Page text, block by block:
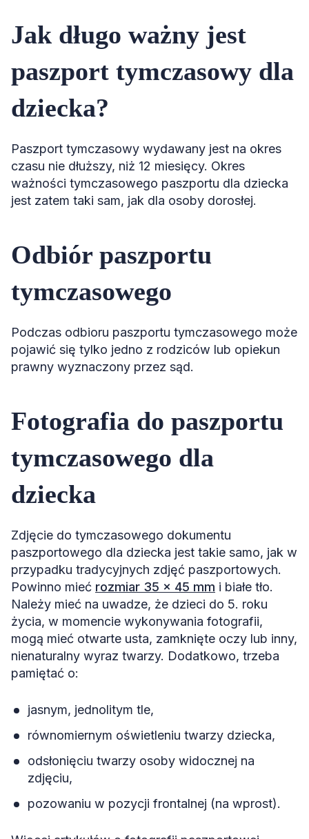
Jak długo ważny jest
paszport tymczasowy dla
dziecka?
Paszport tymczasowy wydawany jest na okres
czasu nie dłuższy, niż 12 miesięcy. Okres
ważności tymczasowego paszportu dla dziecka
jest zatem taki sam, jak dla osoby dorosłej.
Odbiór paszportu
tymczasowego
Podczas odbioru paszportu tymczasowego może
pojawić się tylko jedno z rodziców lub opiekun
prawny wyznaczony przez sąd.
Fotografia do paszportu
tymczasowego dla
dziecka
Zdjęcie do tymczasowego dokumentu
paszportowego dla dziecka jest takie samo, jak w
przypadku tradycyjnych zdjęć paszportowych.
Powinno mieć rozmiar 35 x 45 mm i białe tło.
Należy mieć na uwadze, że dzieci do 5. roku
życia, w momencie wykonywania fotografii,
mogą mieć otwarte usta, zamknięte oczy lub inny,
nienaturalny wyraz twarzy. Dodatkowo, trzeba
pamiętać o:
jasnym, jednolitym tle,
równomiernym oświetleniu twarzy dziecka,
odsłonięciu twarzy osoby widocznej na
zdjęciu,
pozowaniu w pozycji frontalnej (na wprost).